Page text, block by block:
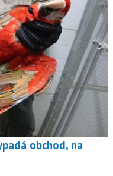
obchod, na